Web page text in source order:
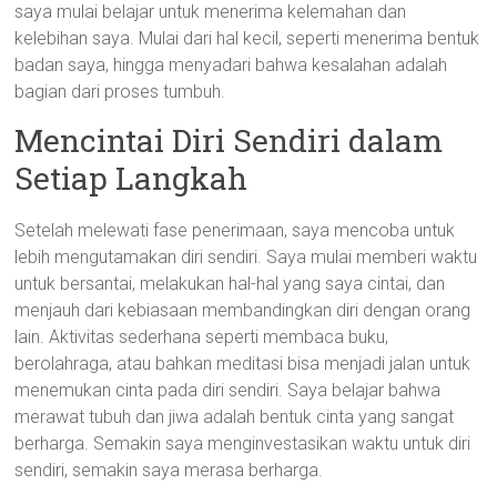
saya mulai belajar untuk menerima kelemahan dan
kelebihan saya. Mulai dari hal kecil, seperti menerima bentuk
badan saya, hingga menyadari bahwa kesalahan adalah
bagian dari proses tumbuh.
Mencintai Diri Sendiri dalam
Setiap Langkah
Setelah melewati fase penerimaan, saya mencoba untuk
lebih mengutamakan diri sendiri. Saya mulai memberi waktu
untuk bersantai, melakukan hal-hal yang saya cintai, dan
menjauh dari kebiasaan membandingkan diri dengan orang
lain. Aktivitas sederhana seperti membaca buku,
berolahraga, atau bahkan meditasi bisa menjadi jalan untuk
menemukan cinta pada diri sendiri. Saya belajar bahwa
merawat tubuh dan jiwa adalah bentuk cinta yang sangat
berharga. Semakin saya menginvestasikan waktu untuk diri
sendiri, semakin saya merasa berharga.